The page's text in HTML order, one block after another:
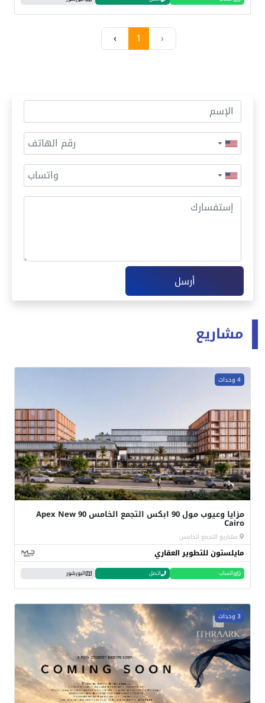
‹
1
›
أرسل
مشاريع
4 وحدات
مزايا وعيوب مول 90 ابكس التجمع الخامس 90 Apex New
Cairo
مشاريع التجمع الخامس
مايلستون للتطوير العقاري
واتساب اتصل البورشور
3 وحدات